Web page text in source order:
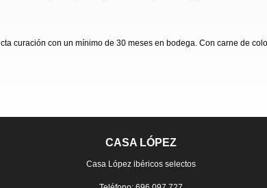
curación con un mínimo de 30 meses en bodega. Con carne de
CASA LÓPEZ
Casa López ibéricos selectos